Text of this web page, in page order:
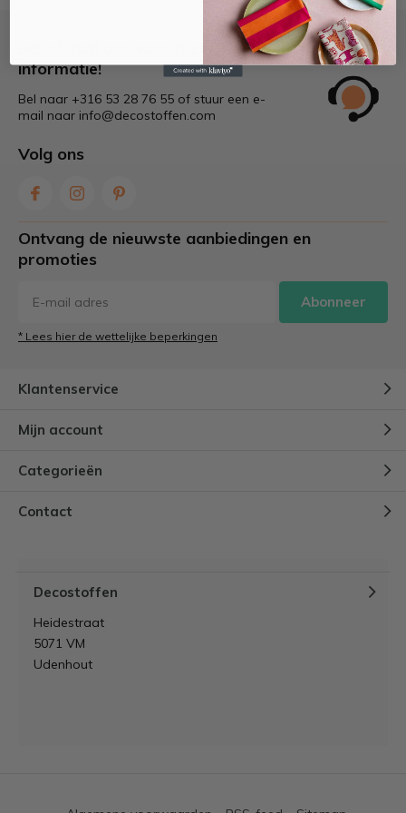
informatie!
Bel naar +316 53 28 76 55 of stuur een e-
mail naar info@decostoffen.com
Volg ons
Ontvang de nieuwste aanbiedingen en
promoties
Abonneer
* Lees hier de wettelijke beperkingen
Klantenservice
Mijn account
Categorieën
Contact
Decostoffen
Heidestraat
5071 VM
Udenhout